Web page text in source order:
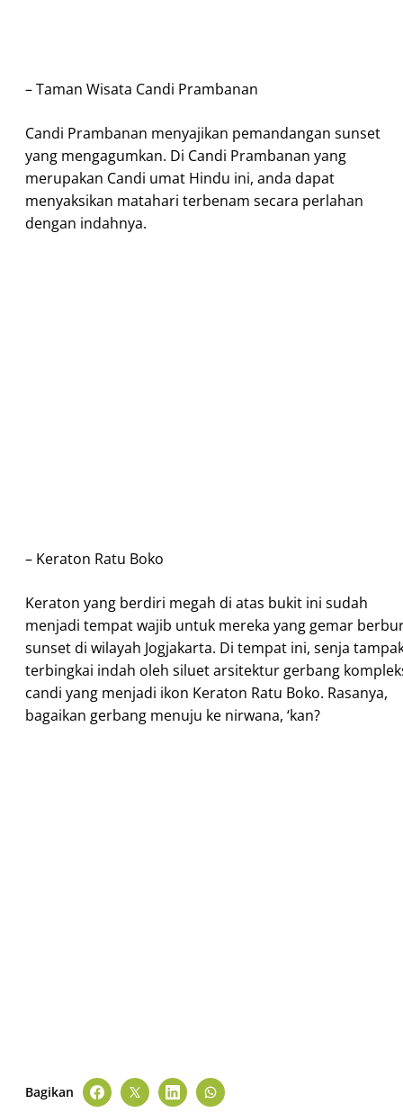
– Taman Wisata Candi Prambanan
Candi Prambanan menyajikan pemandangan sunset
yang mengagumkan. Di Candi Prambanan yang
merupakan Candi umat Hindu ini, anda dapat
menyaksikan matahari terbenam secara perlahan
dengan indahnya.
– Keraton Ratu Boko
Keraton yang berdiri megah di atas bukit ini sudah
menjadi tempat wajib untuk mereka yang gemar
sunset di wilayah Jogjakarta. Di tempat ini, senja
terbingkai indah oleh siluet arsitektur gerbang
candi yang menjadi ikon Keraton Ratu Boko. Rasanya,
bagaikan gerbang menuju ke nirwana, ‘kan?
Bagikan